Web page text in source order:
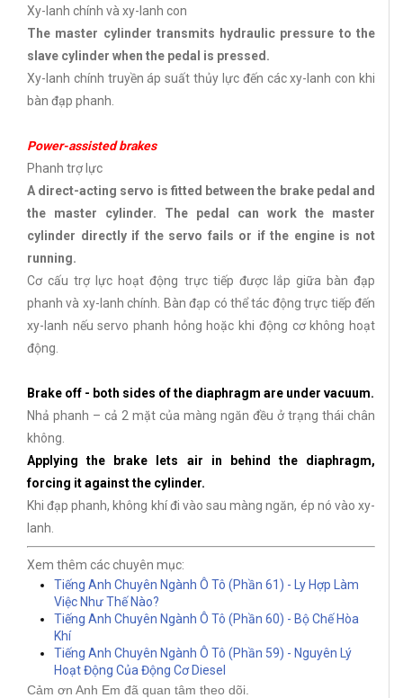
Xy-lanh chính và xy-lanh con
The master cylinder transmits hydraulic pressure to the
slave cylinder when the pedal is pressed.
Xy-lanh chính truyền áp suất thủy lực đến các xy-lanh con khi
bàn đạp phanh.
Power-assisted brakes
Phanh trợ lực
A direct-acting servo is fitted between the brake pedal and
the master cylinder. The pedal can work the master
cylinder directly if the servo fails or if the engine is not
running.
Cơ cấu trợ lực hoạt động trực tiếp được lắp giữa bàn đạp
phanh và xy-lanh chính. Bàn đạp có thể tác động trực tiếp đến
xy-lanh nếu servo phanh hỏng hoặc khi động cơ không hoạt
động.
Brake off - both sides of the diaphragm are under vacuum.
Nhả phanh – cả 2 mặt của màng ngăn đều ở trạng thái chân
không.
Applying the brake lets air in behind the diaphragm,
forcing it against the cylinder.
Khi đạp phanh, không khí đi vào sau màng ngăn, ép nó vào xy-
lanh.
Xem thêm các chuyên mục:
Tiếng Anh Chuyên Ngành Ô Tô (Phần 61) - Ly Hợp Làm
Việc Như Thế Nào?
Tiếng Anh Chuyên Ngành Ô Tô (Phần 60) - Bộ Chế Hòa
Khí
Tiếng Anh Chuyên Ngành Ô Tô (Phần 59) - Nguyên Lý
Hoạt Động Của Động Cơ Diesel
Cảm ơn Anh Em đã quan tâm theo dõi.